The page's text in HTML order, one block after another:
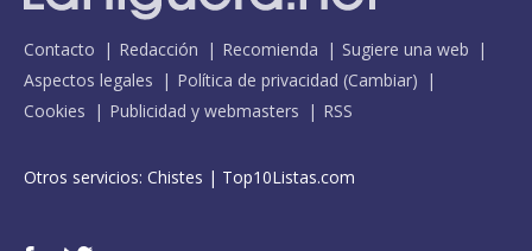
Contacto Redacción Recomienda
Sugiere una web
Aspectos legales
Política de privacidad (Cambiar)
Cookies
Publicidad y webmasters RSS
Otros servicios: Chistes | Top10Listas.com